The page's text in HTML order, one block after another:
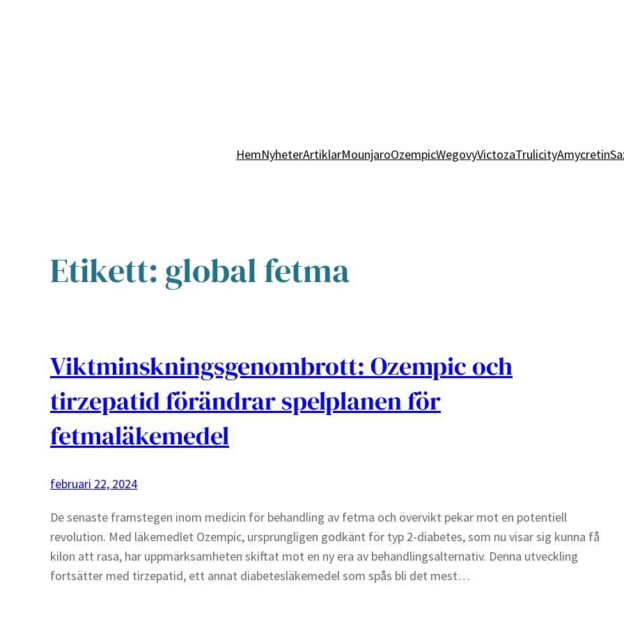
HemNyheterArtiklarMounjaroOzempicWegovyVictozaTrulicityAmycretin
Etikett:global fetma
Viktminskningsgenombrott: Ozempic och
tirzepatid förändrar spelplanen för
fetmaläkemedel
februari 22, 2024
De senaste framstegen inom medicin för behandling av fetma och övervikt pekar mot en potentiell
revolution. Med läkemedlet Ozempic, ursprungligen godkänt för typ 2-diabetes, som nu visar sig kunna få
kilon att rasa, har uppmärksamheten skiftat mot en ny era av behandlingsalternativ. Denna utveckling
fortsätter med tirzepatid, ett annat diabetesläkemedel som spås bli det mest…